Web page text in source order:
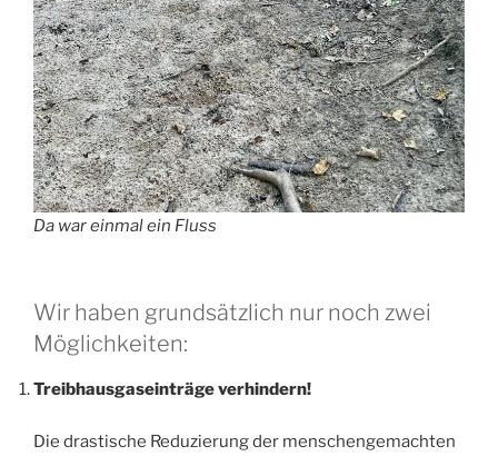
Da war einmal ein Fluss
Wir haben grundsätzlich nur noch zwei
Möglichkeiten:
Treibhausgaseinträge verhindern!
Die drastische Reduzierung der menschengemachten